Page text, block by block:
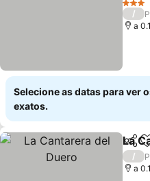
3
/
a
Selecione as datas para ver
exatos.
La
/
a